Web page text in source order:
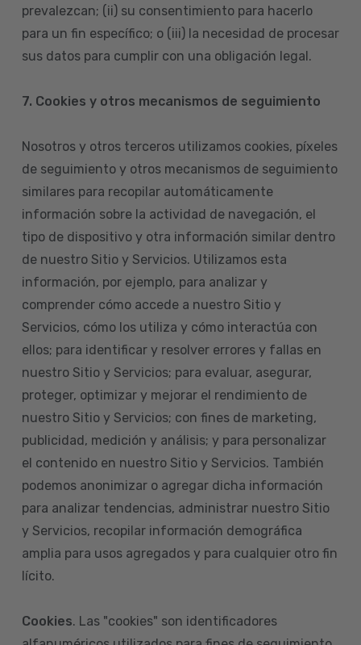
prevalezcan; (ii) su consentimiento para hacerlo
para un fin específico; o (iii) la necesidad de procesar
sus datos para cumplir con una obligación legal.
7. Cookies y otros mecanismos de seguimiento
Nosotros y otros terceros utilizamos cookies, píxeles
de seguimiento y otros mecanismos de seguimiento
similares para recopilar automáticamente
información sobre la actividad de navegación, el
tipo de dispositivo y otra información similar dentro
de nuestro Sitio y Servicios. Utilizamos esta
información, por ejemplo, para analizar y
comprender cómo accede a nuestro Sitio y
Servicios, cómo los utiliza y cómo interactúa con
ellos; para identificar y resolver errores y fallas en
nuestro Sitio y Servicios; para evaluar, asegurar,
proteger, optimizar y mejorar el rendimiento de
nuestro Sitio y Servicios; con fines de marketing,
publicidad, medición y análisis; y para personalizar
el contenido en nuestro Sitio y Servicios. También
podemos anonimizar o agregar dicha información
para analizar tendencias, administrar nuestro Sitio
y Servicios, recopilar información demográfica
amplia para usos agregados y para cualquier otro fin
lícito.
Cookies. Las "cookies" son identificadores